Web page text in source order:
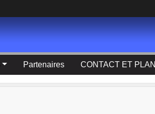
Partenaires CONTACT ET PLAN